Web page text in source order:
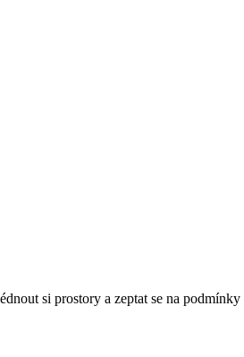
si prostory a zeptat se na